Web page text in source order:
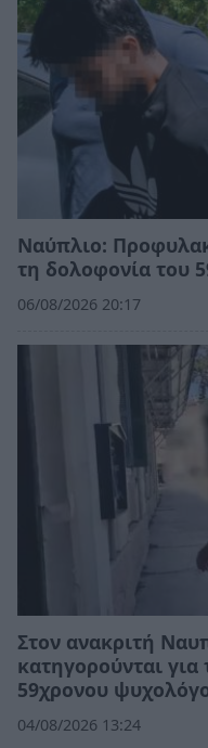
Ναύπλιο:
τη δολοφονία του
06/08/2026 20:17
Στον ανακριτή
κατηγορούνται
59χρονου
04/08/2026 13:24